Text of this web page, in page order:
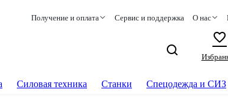
Получение и оплата Сервис и поддержка О нас
Силовая техника Станки Спецодежда и СИЗ